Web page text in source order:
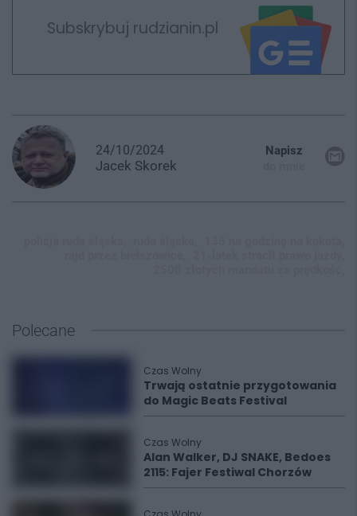
Subskrybuj rudzianin.pl
24/10/2024
Jacek Skorek
Napisz
Polecane
Czas Wolny
Trwają ostatnie przygotowania
do Magic Beats Festival
Czas Wolny
Alan Walker, DJ SNAKE, Bedoes
2115: Fajer Festiwal Chorzów